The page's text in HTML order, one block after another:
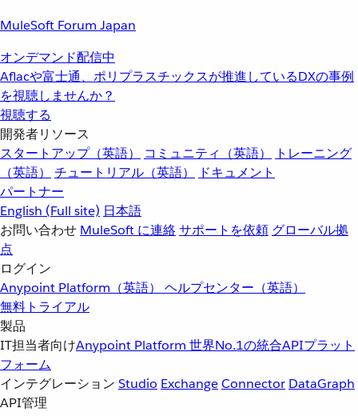
MuleSoft Forum Japan
オンデマンド配信中
Aflacや富士通、ポリプラスチックスが推進しているDXの事例
を視聴しませんか？
視聴する
開発者リソース
スタートアップ（英語）
コミュニティ（英語）
トレーニング
（英語）
チュートリアル（英語）
ドキュメント
パートナー
English (Full site) 日本語
お問い合わせ MuleSoft に連絡サポートを依頼 グローバル拠
点
ログイン
Anypoint Platform（英語） ヘルプセンター（英語）
無料トライアル
製品
IT担当者向けAnypoint Platform 世界No.1の統合APIプラット
フォーム
インテグレーション Studio ExchangeConnector DataGraph
API管理